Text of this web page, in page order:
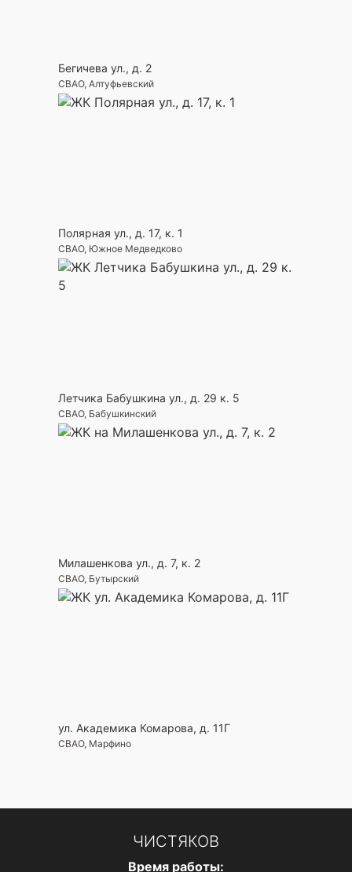
Бегичева ул., д. 2
СВАО, Алтуфьевский
Полярная ул., д. 17, к. 1
СВАО, Южное Медведково
Летчика Бабушкина ул., д. 29 к. 5
СВАО, Бабушкинский
Милашенкова ул., д. 7, к. 2
СВАО, Бутырский
ул. Академика Комарова, д. 11Г
СВАО, Марфино
ЧИСТЯКОВ
Время работы: